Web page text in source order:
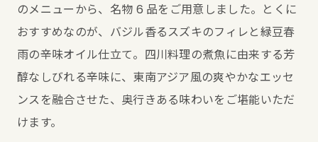
のメニューから、名物 6 品をご用意しました。とくに
おすすめなのが、バジル香るスズキのフィレと緑豆春
雨の辛味オイル仕立て。四川料理の煮魚に由来する芳
醇なしびれる辛味に、東南アジア風の爽やかなエッセ
ンスを融合させた、奥行きある味わいをご堪能いただ
けます。